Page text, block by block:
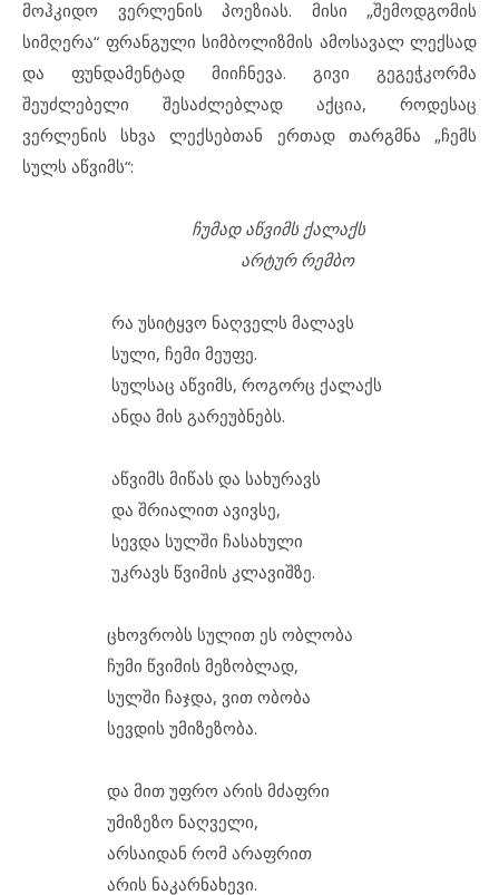
მოჰკიდო ვერლენის პოეზიას. მისი „შემოდგომის
სიმღერა“ ფრანგული სიმბოლიზმის ამოსავალ ლექსად
და ფუნდამენტად მიიჩნევა. გივი გეგეჭკორმა
შეუძლებელი შესაძლებლად აქცია, როდესაც
ვერლენის სხვა ლექსებთან ერთად თარგმნა „ჩემს
სულს აწვიმს“:
ჩუმად აწვიმს ქალაქს
არტურ რემბო
რა უსიტყვო ნაღველს მალავს
სული, ჩემი მეუფე.
სულსაც აწვიმს, როგორც ქალაქს
ანდა მის გარეუბნებს.
აწვიმს მიწას და სახურავს
და შრიალით ავივსე,
სევდა სულში ჩასახული
უკრავს წვიმის კლავიშზე.
ცხოვრობს სულით ეს ობლობა
ჩუმი წვიმის მეზობლად,
სულში ჩაჯდა, ვით ობობა
სევდის უმიზეზობა.
და მით უფრო არის მძაფრი
უმიზეზო ნაღველი,
არსაიდან რომ არაფრით
არის ნაკარნახევი.